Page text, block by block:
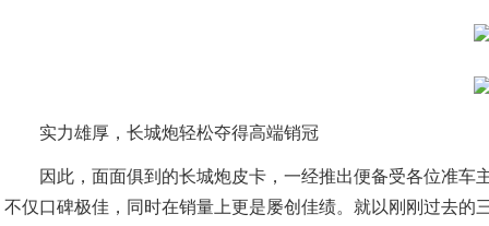
实力雄厚，长城炮轻松夺得高端销冠
因此，面面俱到的长城炮皮卡，一经推出便备受各位准车
不仅口碑极佳，同时在销量上更是屡创佳绩。就以刚刚过去